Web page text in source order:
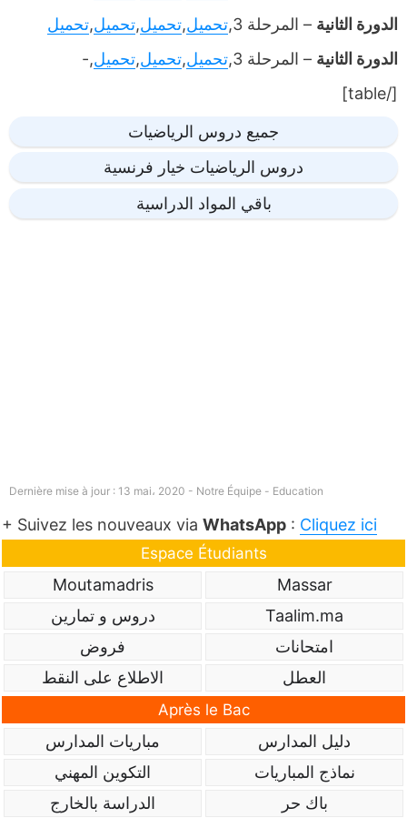
الدورة الثانية – المرحلة 3, تحميل,تحميل,تحميل,تحميل
الدورة الثانية – المرحلة 3, تحميل,تحميل,تحميل,-
[/table]
جميع دروس الرياضيات
دروس الرياضيات خيار فرنسية
باقي المواد الدراسية
Dernière mise à jour : 13 mai، 2020 - Notre Équipe - Education
+ Suivez les nouveaux via WhatsApp : Cliquez ici
Espace Étudiants
Massar
Moutamadris
Taalim.ma
دروس و تمارين
امتحانات
فروض
العطل
الاطلاع على النقط
Après le Bac
دليل المدارس
مباريات المدارس
نماذج المباريات
التكوين المهني
باك حر
الدراسة بالخارج